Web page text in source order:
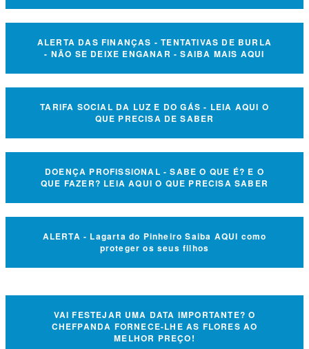
ALERTA DAS FINANÇAS - TENTATIVAS DE BURLA
- NÃO SE DEIXE ENGANAR - SAIBA MAIS AQUI
TARIFA SOCIAL DA LUZ E DO GÁS - LEIA AQUI O
QUE PRECISA DE SABER
DOENÇA PROFISSIONAL - SABE O QUE É? E O
QUE FAZER? LEIA AQUI O QUE PRECISA SABER
ALERTA - Lagarta do Pinheiro Saiba AQUI como
proteger os seus filhos
VAI FESTEJAR UMA DATA IMPORTANTE? O
CHEFPANDA FORNECE-LHE AS FLORES AO
MELHOR PREÇO!